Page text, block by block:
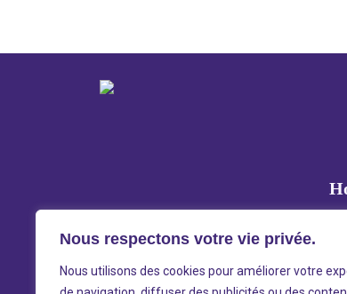
Nous respectons votre vie privée.
Nous utilisons des cookies pour améliorer votre
Ouverture selon la